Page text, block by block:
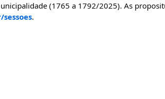
(1765 a 1792/2025). As
.